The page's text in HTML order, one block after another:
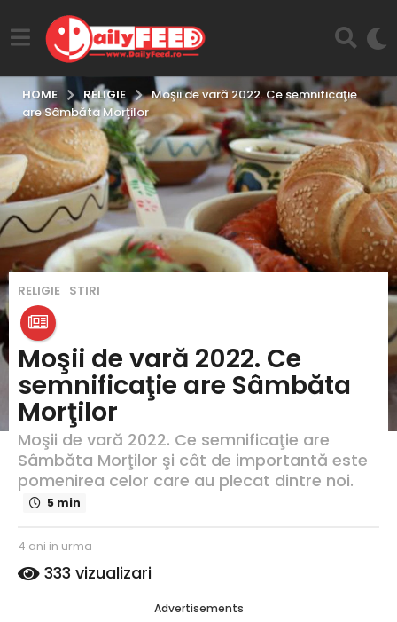
HOME RELIGIE
Moşii de vară 2022. Ce semnificaţie
are Sâmbăta Morţilor
4
a
n
i
i
n
u
r
m
a
4
i
n
RELIGIE ,STIRI
Moşii de vară 2022. Ce
semnificaţie are Sâmbăta
Morţilor
Moşii de vară 2022. Ce semnificaţie are
Sâmbăta Morţilor şi cât de importantă este
pomenirea celor care au plecat dintre noi.
5 min
s
ri
4 ani in urma
n
333 vizualizari
Advertisements